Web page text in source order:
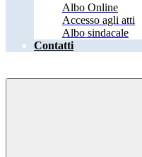
Albo Online
Accesso agli atti
Albo sindacale
Contatti